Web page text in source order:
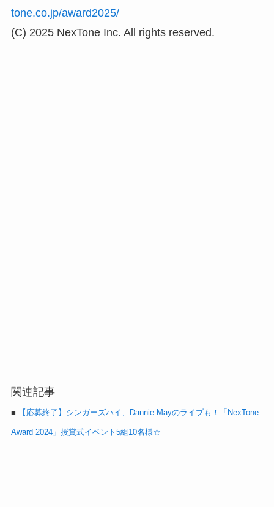
tone.co.jp/award2025/
(C) 2025 NexTone Inc. All rights reserved.
関連記事
■ 【応募終了】シンガーズハイ、Dannie Mayのライブも！「NexTone
Award 2024」授賞式イベント5組10名様☆